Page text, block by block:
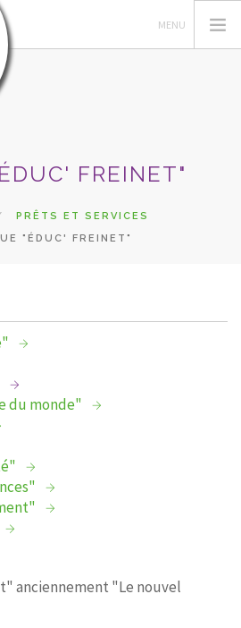
FREINET"
PRÊTS ET SERVICES
"ÉDUC' FREINET"
du monde"
anciennement "Le nouvel